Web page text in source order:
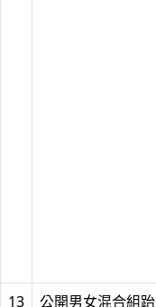
13
公開男女混合組跆